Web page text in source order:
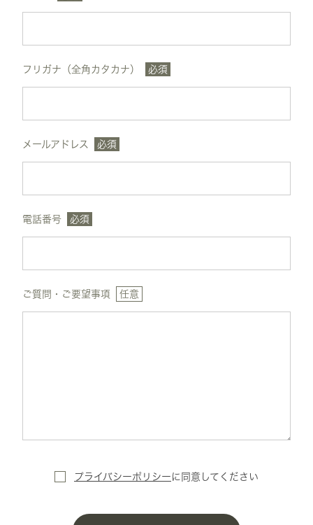
フリガナ（全角カタカナ） 必須
メールアドレス 必須
電話番号 必須
ご質問・ご要望事項 任意
プライバシーポリシー に 同意してください